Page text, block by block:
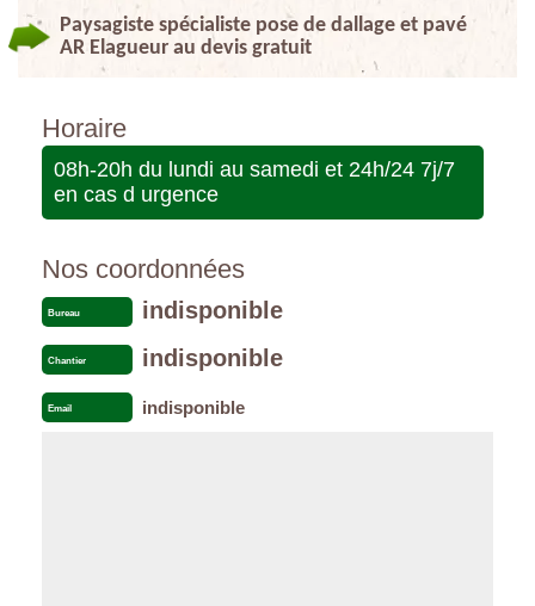
Paysagiste spécialiste pose de dallage et pavé
AR Elagueur au devis gratuit
Horaire
08h-20h du lundi au samedi et 24h/24 7j/7
en cas d urgence
Nos coordonnées
Bureau indisponible
Chantier indisponible
Email indisponible